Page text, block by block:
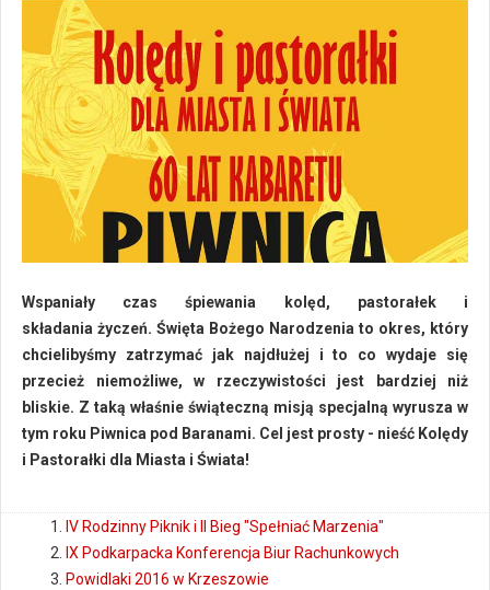
Wspaniały czas śpiewania kolęd, pastorałek i
składania życzeń. Święta Bożego Narodzenia to okres, który
chcielibyśmy zatrzymać jak najdłużej i to co wydaje się
przecież niemożliwe, w rzeczywistości jest bardziej niż
bliskie. Z taką właśnie świąteczną misją specjalną wyrusza w
tym roku Piwnica pod Baranami. Cel jest prosty - nieść Kolędy
i Pastorałki dla Miasta i Świata!
IV Rodzinny Piknik i II Bieg "Spełniać Marzenia"
IX Podkarpacka Konferencja Biur Rachunkowych
Powidlaki 2016 w Krzeszowie